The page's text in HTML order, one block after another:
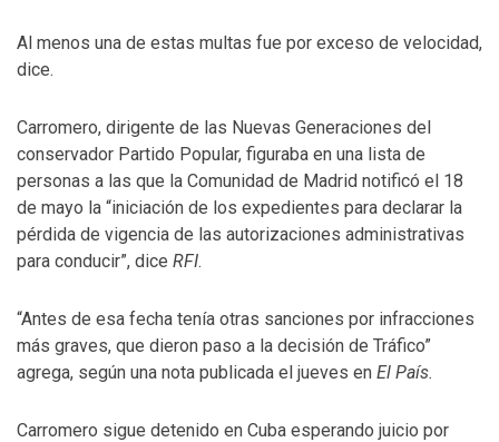
Al menos una de estas multas fue por exceso de velocidad,
dice.
Carromero, dirigente de las Nuevas Generaciones del
conservador Partido Popular, figuraba en una lista de
personas a las que la Comunidad de Madrid notificó el 18
de mayo la “iniciación de los expedientes para declarar la
pérdida de vigencia de las autorizaciones administrativas
para conducir”, dice RFI.
“Antes de esa fecha tenía otras sanciones por infracciones
más graves, que dieron paso a la decisión de Tráfico”
agrega, según una nota publicada el jueves en El País.
Carromero sigue detenido en Cuba esperando juicio por